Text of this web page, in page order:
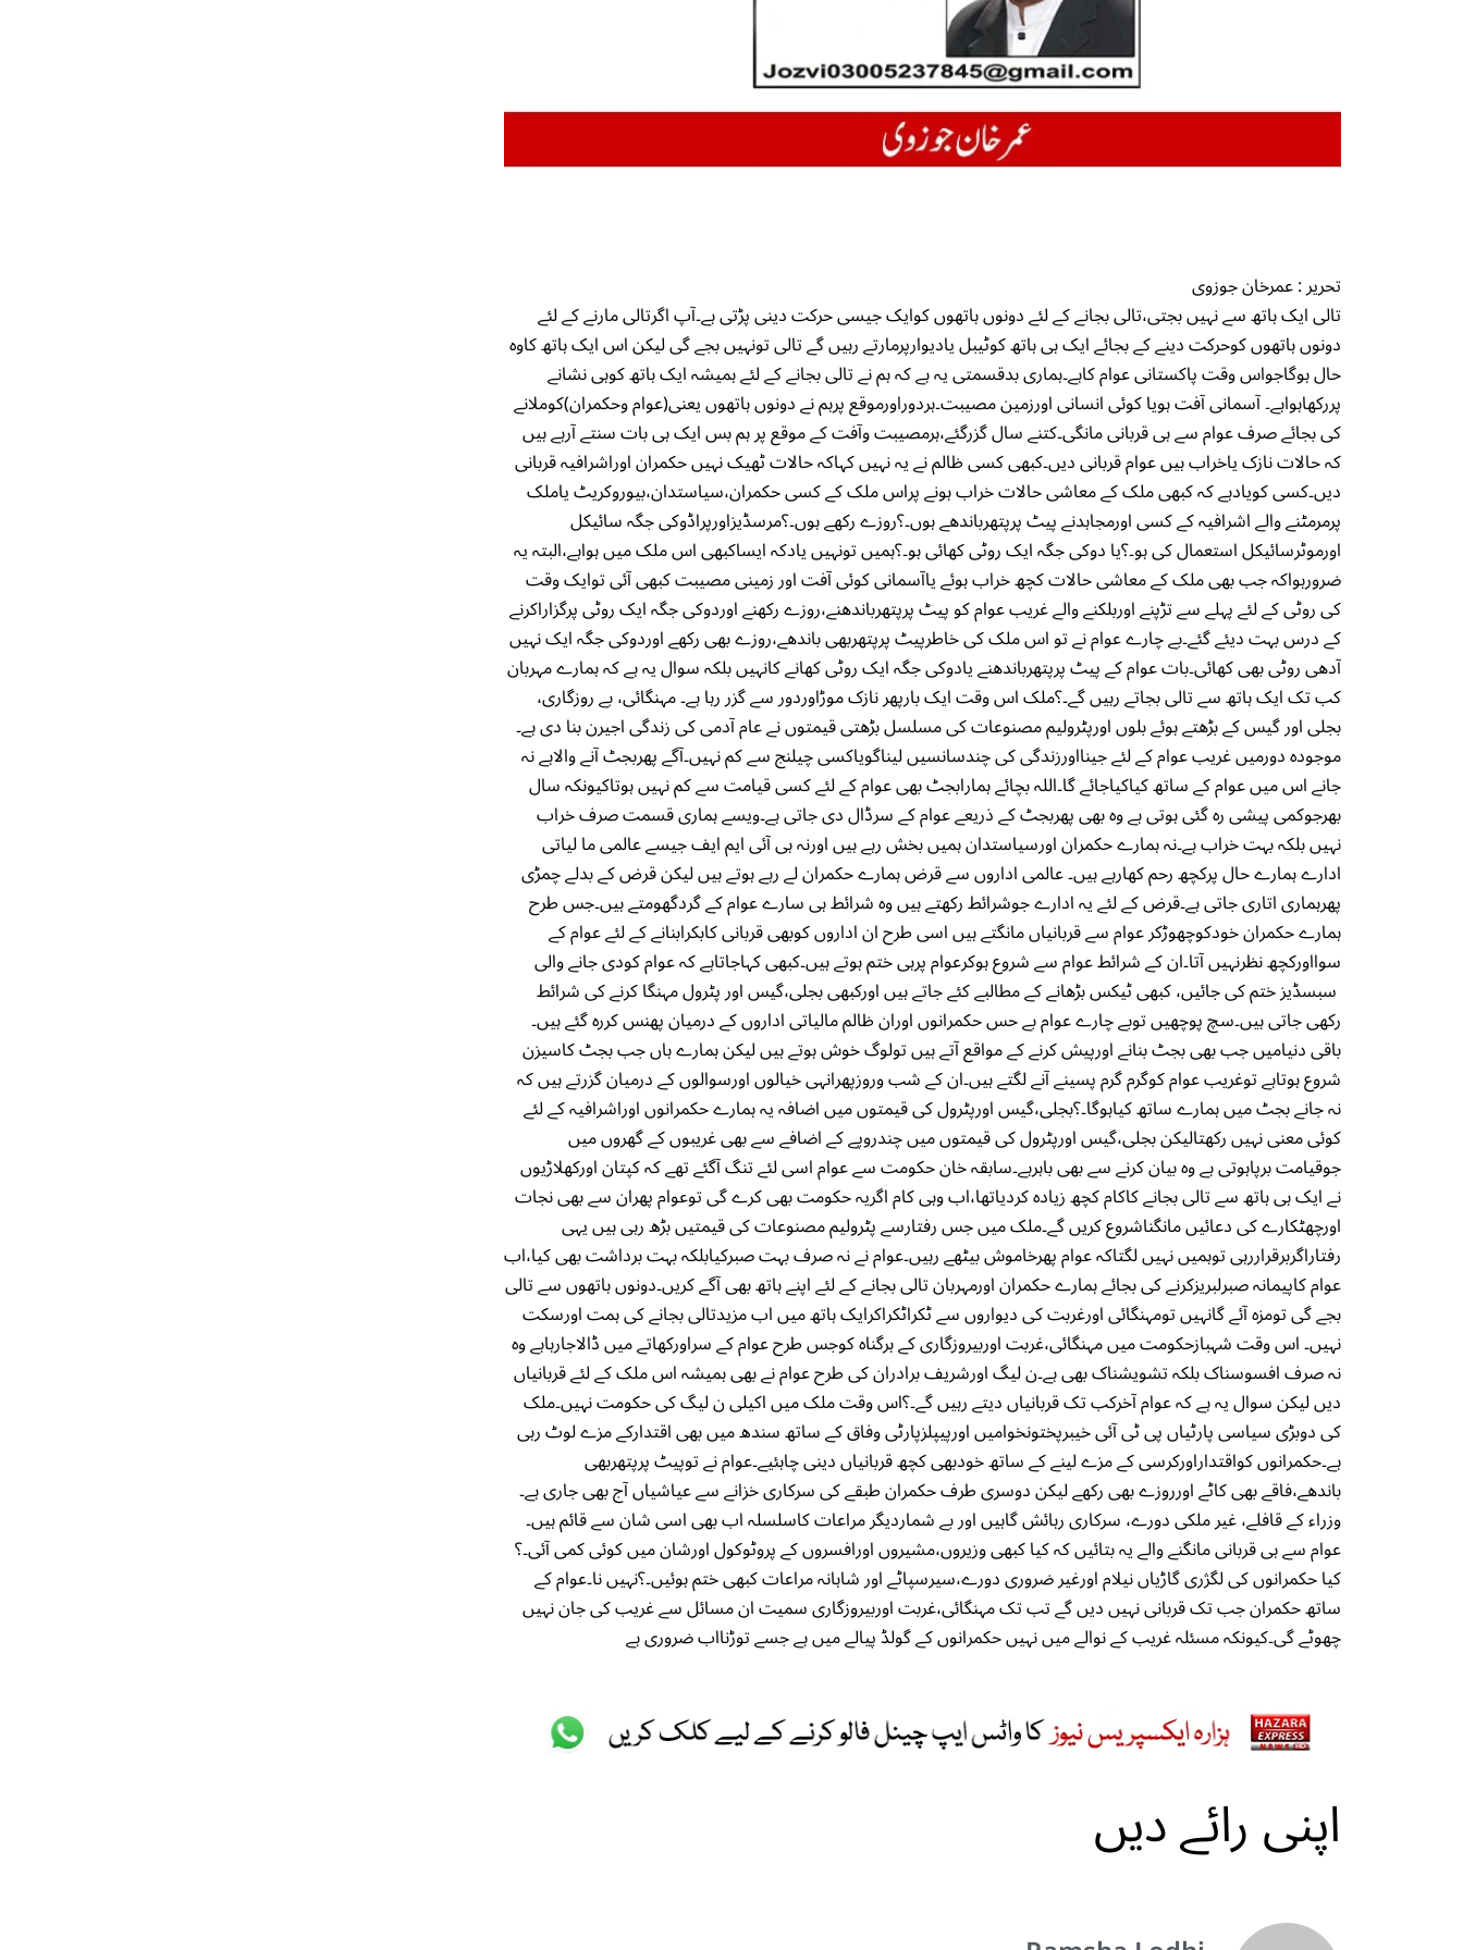
تحریر : عمرخان جوزوی
تالی ایک ہاتھ سے نہیں بجتی،تالی بجانے کے لئے دونوں ہاتھوں کوایک جیسی حرکت دینی پڑتی ہے۔آپ اگرتالی مارنے کے لئے
دونوں ہاتھوں کوحرکت دینے کے بجائے ایک ہی ہاتھ کوٹیبل یادیوارپرمارتے رہیں گے تالی تونہیں بجے گی لیکن اس ایک ہاتھ کاوہ
حال ہوگاجواس وقت پاکستانی عوام کاہے۔ہماری بدقسمتی یہ ہے کہ ہم نے تالی بجانے کے لئے ہمیشہ ایک ہاتھ کوہی نشانے
پررکھاہواہے۔ آسمانی آفت ہویا کوئی انسانی اورزمین مصیبت۔ہردوراورموقع پرہم نے دونوں ہاتھوں یعنی(عوام وحکمران)کوملانے
کی بجائے صرف عوام سے ہی قربانی مانگی۔کتنے سال گزرگئے،ہرمصیبت وآفت کے موقع پر ہم بس ایک ہی بات سنتے آرہے ہیں
کہ حالات نازک یاخراب ہیں عوام قربانی دیں۔کبھی کسی ظالم نے یہ نہیں کہاکہ حالات ٹھیک نہیں حکمران اوراشرافیہ قربانی
دیں۔کسی کویادہے کہ کبھی ملک کے معاشی حالات خراب ہونے پراس ملک کے کسی حکمران،سیاستدان،بیوروکریٹ یاملک
پرمرمٹنے والے اشرافیہ کے کسی اورمجاہدنے پیٹ پرپتھرباندھے ہوں۔؟روزے رکھے ہوں۔؟مرسڈیزاورپراڈوکی جگہ سائیکل
اورموٹرسائیکل استعمال کی ہو۔؟یا دوکی جگہ ایک روٹی کھائی ہو۔؟ہمیں تونہیں یادکہ ایساکبھی اس ملک میں ہواہے،البتہ یہ
ضرورہواکہ جب بھی ملک کے معاشی حالات کچھ خراب ہوئے یاآسمانی کوئی آفت اور زمینی مصیبت کبھی آئی توایک وقت
کی روٹی کے لئے پہلے سے تڑپنے اوربلکنے والے غریب عوام کو پیٹ پرپتھرباندھنے،روزے رکھنے اوردوکی جگہ ایک روٹی پرگزاراکرنے
کے درس بہت دیئے گئے۔بے چارے عوام نے تو اس ملک کی خاطرپیٹ پرپتھربھی باندھے،روزے بھی رکھے اوردوکی جگہ ایک نہیں
آدھی روٹی بھی کھائی۔بات عوام کے پیٹ پرپتھرباندھنے یادوکی جگہ ایک روٹی کھانے کانہیں بلکہ سوال یہ ہے کہ ہمارے مہربان
کب تک ایک ہاتھ سے تالی بجاتے رہیں گے۔؟ملک اس وقت ایک بارپھر نازک موڑاوردور سے گزر رہا ہے۔ مہنگائی، بے روزگاری،
بجلی اور گیس کے بڑھتے ہوئے بلوں اورپٹرولیم مصنوعات کی مسلسل بڑھتی قیمتوں نے عام آدمی کی زندگی اجیرن بنا دی ہے۔
موجودہ دورمیں غریب عوام کے لئے جینااورزندگی کی چندسانسیں لیناگویاکسی چیلنج سے کم نہیں۔آگے پھربجٹ آنے والاہے نہ
جانے اس میں عوام کے ساتھ کیاکیاجائے گا۔اللہ بچائے ہمارابجٹ بھی عوام کے لئے کسی قیامت سے کم نہیں ہوتاکیونکہ سال
بھرجوکمی پیشی رہ گئی ہوتی ہے وہ بھی پھربجٹ کے ذریعے عوام کے سرڈال دی جاتی ہے۔ویسے ہماری قسمت صرف خراب
نہیں بلکہ بہت خراب ہے۔نہ ہمارے حکمران اورسیاستدان ہمیں بخش رہے ہیں اورنہ ہی آئی ایم ایف جیسے عالمی ما لیاتی
ادارے ہمارے حال پرکچھ رحم کھارہے ہیں۔ عالمی اداروں سے قرض ہمارے حکمران لے رہے ہوتے ہیں لیکن قرض کے بدلے چمڑی
پھرہماری اتاری جاتی ہے۔قرض کے لئے یہ ادارے جوشرائط رکھتے ہیں وہ شرائط ہی سارے عوام کے گردگھومتے ہیں۔جس طرح
ہمارے حکمران خودکوچھوڑکر عوام سے قربانیاں مانگتے ہیں اسی طرح ان اداروں کوبھی قربانی کابکرابنانے کے لئے عوام کے
سوااورکچھ نظرنہیں آتا۔ان کے شرائط عوام سے شروع ہوکرعوام پرہی ختم ہوتے ہیں۔کبھی کہاجاتاہے کہ عوام کودی جانے والی
سبسڈیز ختم کی جائیں، کبھی ٹیکس بڑھانے کے مطالبے کئے جاتے ہیں اورکبھی بجلی،گیس اور پٹرول مہنگا کرنے کی شرائط
رکھی جاتی ہیں۔سچ پوچھیں توبے چارے عوام بے حس حکمرانوں اوران ظالم مالیاتی اداروں کے درمیان پھنس کررہ گئے ہیں۔
باقی دنیامیں جب بھی بجٹ بنانے اورپیش کرنے کے مواقع آتے ہیں تولوگ خوش ہوتے ہیں لیکن ہمارے ہاں جب بجٹ کاسیزن
شروع ہوتاہے توغریب عوام کوگرم گرم پسینے آنے لگتے ہیں۔ان کے شب وروزپھرانہی خیالوں اورسوالوں کے درمیان گزرتے ہیں کہ
نہ جانے بجٹ میں ہمارے ساتھ کیاہوگا۔؟بجلی،گیس اورپٹرول کی قیمتوں میں اضافہ یہ ہمارے حکمرانوں اوراشرافیہ کے لئے
کوئی معنی نہیں رکھتالیکن بجلی،گیس اورپٹرول کی قیمتوں میں چندروپے کے اضافے سے بھی غریبوں کے گھروں میں
جوقیامت برپاہوتی ہے وہ بیان کرنے سے بھی باہرہے۔سابقہ خان حکومت سے عوام اسی لئے تنگ آگئے تھے کہ کپتان اورکھلاڑیوں
نے ایک ہی ہاتھ سے تالی بجانے کاکام کچھ زیادہ کردیاتھا،اب وہی کام اگریہ حکومت بھی کرے گی توعوام پھران سے بھی نجات
اورچھٹکارے کی دعائیں مانگناشروع کریں گے۔ملک میں جس رفتارسے پٹرولیم مصنوعات کی قیمتیں بڑھ رہی ہیں یہی
رفتاراگربرقراررہی توہمیں نہیں لگتاکہ عوام پھرخاموش بیٹھے رہیں۔عوام نے نہ صرف بہت صبرکیابلکہ بہت برداشت بھی کیا،اب
عوام کاپیمانہ صبرلبریزکرنے کی بجائے ہمارے حکمران اورمہربان تالی بجانے کے لئے اپنے ہاتھ بھی آگے کریں۔دونوں ہاتھوں سے تالی
بجے گی تومزہ آئے گانہیں تومہنگائی اورغربت کی دیواروں سے ٹکراٹکراکرایک ہاتھ میں اب مزیدتالی بجانے کی ہمت اورسکت
نہیں۔ اس وقت شہبازحکومت میں مہنگائی،غربت اوربیروزگاری کے ہرگناہ کوجس طرح عوام کے سراورکھاتے میں ڈالاجارہاہے وہ
نہ صرف افسوسناک بلکہ تشویشناک بھی ہے۔ن لیگ اورشریف برادران کی طرح عوام نے بھی ہمیشہ اس ملک کے لئے قربانیاں
دیں لیکن سوال یہ ہے کہ عوام آخرکب تک قربانیاں دیتے رہیں گے۔؟اس وقت ملک میں اکیلی ن لیگ کی حکومت نہیں۔ملک
کی دوبڑی سیاسی پارٹیاں پی ٹی آئی خیبرپختونخوامیں اورپیپلزپارٹی وفاق کے ساتھ سندھ میں بھی اقتدارکے مزے لوٹ رہی
ہے۔حکمرانوں کواقتداراورکرسی کے مزے لینے کے ساتھ خودبھی کچھ قربانیاں دینی چاہئیے۔عوام نے توپیٹ پرپتھربھی
باندھے،فاقے بھی کاٹے اورروزے بھی رکھے لیکن دوسری طرف حکمران طبقے کی سرکاری خزانے سے عیاشیاں آج بھی جاری ہے۔
وزراء کے قافلے، غیر ملکی دورے، سرکاری رہائش گاہیں اور بے شماردیگر مراعات کاسلسلہ اب بھی اسی شان سے قائم ہیں۔
عوام سے ہی قربانی مانگنے والے یہ بتائیں کہ کیا کبھی وزیروں،مشیروں اورافسروں کے پروٹوکول اورشان میں کوئی کمی آئی۔؟
کیا حکمرانوں کی لگژری گاڑیاں نیلام اورغیر ضروری دورے،سیرسپاٹے اور شاہانہ مراعات کبھی ختم ہوئیں۔؟نہیں نا۔عوام کے
ساتھ حکمران جب تک قربانی نہیں دیں گے تب تک مہنگائی،غربت اوربیروزگاری سمیت ان مسائل سے غریب کی جان نہیں
چھوٹے گی۔کیونکہ مسئلہ غریب کے نوالے میں نہیں حکمرانوں کے گولڈ پیالے میں ہے جسے توڑنااب ضروری ہے
اپنی رائے دیں